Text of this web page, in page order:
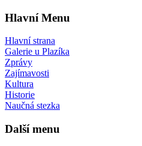
Hlavní Menu
Hlavní strana
Galerie u Plazíka
Zprávy
Zajímavosti
Kultura
Historie
Naučná stezka
Další menu